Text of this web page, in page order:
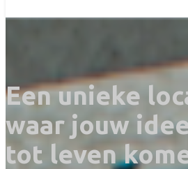
Een unieke
waar jouw
tot leven